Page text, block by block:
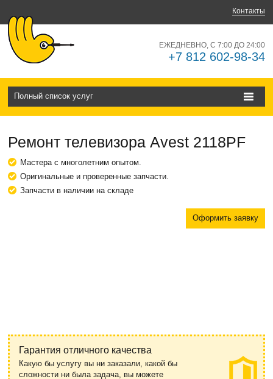
Контакты
ЕЖЕДНЕВНО, С 7:00 ДО 24:00
+7 812 602-98-34
Полный список услуг
Ремонт телевизора Avest 2118PF
Мастера с многолетним опытом.
Оригинальные и проверенные запчасти.
Запчасти в наличии на складе
Оформить заявку
Гарантия отличного качества
Какую бы услугу вы ни заказали, какой бы
сложности ни была задача, вы можете